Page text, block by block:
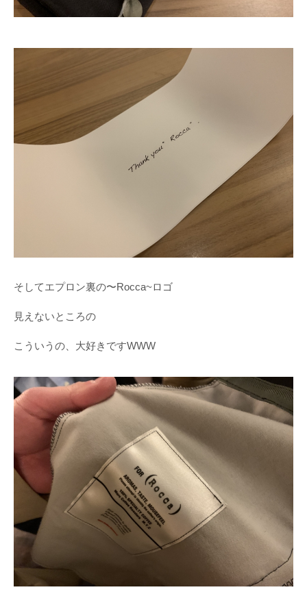
そしてエプロン裏の〜Rocca~ロゴ
見えないところの
こういうの、大好きですWWW